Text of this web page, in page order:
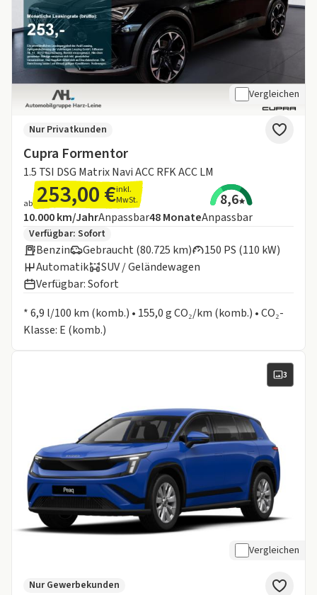
Vergleichen
Cupra Formentor
1.5 TSI DSG Matrix Navi ACC RFK ACC LM
Nur Privatkunden
ab 253,00 €inkl.
MwSt.
8,6
Angebotsdetails:
Inklusive Laufleistung
10.000 km/JahrAnpassbarLaufzeit
48MonateAnpassbar
Zusätzliche Fahrzeuginformationen:
Verfügbar: Sofort
Benzin Gebraucht (80.725 km)
150 PS (110 kW)
Automatik
SUV / Geländewagen
Verfügbar: Sofort
* 6,9 l/100 km (komb.) • 155,0 g CO₂/km (komb.) • CO₂-
Klasse: E (komb.)
3
Vergleichen
Nur Gewerbekunden